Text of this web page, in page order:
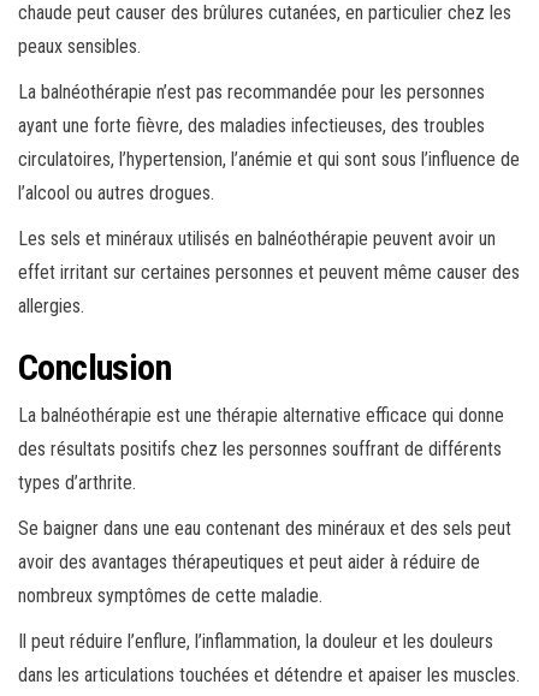
chaude peut causer des brûlures cutanées, en particulier chez les
peaux sensibles.
La balnéothérapie n’est pas recommandée pour les personnes
ayant une forte fièvre, des maladies infectieuses, des troubles
circulatoires, l’hypertension, l’anémie et qui sont sous l’influence de
l’alcool ou autres drogues.
Les sels et minéraux utilisés en balnéothérapie peuvent avoir un
effet irritant sur certaines personnes et peuvent même causer des
allergies.
Conclusion
La balnéothérapie est une thérapie alternative efficace qui donne
des résultats positifs chez les personnes souffrant de différents
types d’arthrite.
Se baigner dans une eau contenant des minéraux et des sels peut
avoir des avantages thérapeutiques et peut aider à réduire de
nombreux symptômes de cette maladie.
Il peut réduire l’enflure, l’inflammation, la douleur et les douleurs
dans les articulations touchées et détendre et apaiser les muscles.